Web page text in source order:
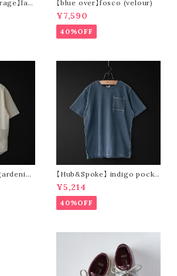
】lad
s/s s
【blue over】fosco (velour)
¥7,590
40%OFF
【Hub&Spoke】 indigo pocke
t t-shirt (light indigo)
¥5,214
40%OFF